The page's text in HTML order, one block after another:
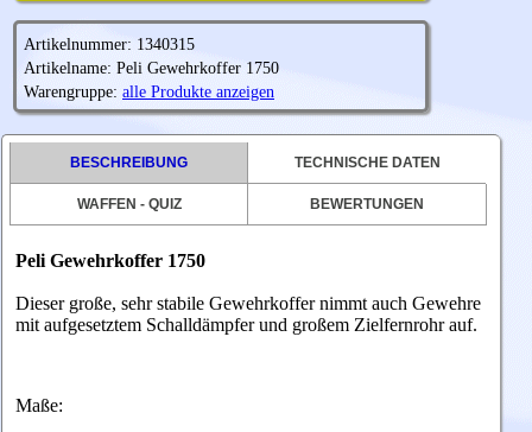
Artikelnummer: 1340315
Artikelname: Peli Gewehrkoffer 1750
Warengruppe: alle Produkte anzeigen
BESCHREIBUNG TECHNISCHE DATEN
WAFFEN - QUIZ BEWERTUNGEN
Peli Gewehrkoffer 1750
Dieser große, sehr stabile Gewehrkoffer nimmt auch Gewehre
mit aufgesetztem Schalldämpfer und großem Zielfernrohr auf.
Maße: